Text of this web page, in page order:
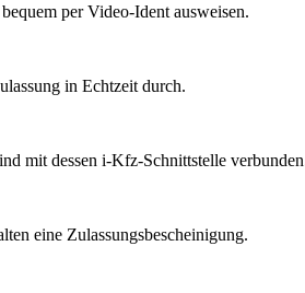
per Video-Ident ausweisen.
in Echtzeit durch.
mit dessen i-Kfz-Schnittstelle
eine Zulassungsbescheinigung.